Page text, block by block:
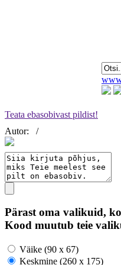
Teata ebasobivast pildist!
Autor:
/
Pärast oma valikuid,
Kood muutub teie
Väike (90 x 67)
Keskmine (260 x 175)